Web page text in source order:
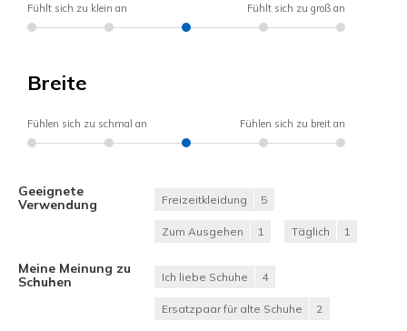
Fühlt sich zu klein an Fühlt sich zu groß an
Breite
Fühlen sich zu schmal an Fühlen sich zu breit an
Geeignete
Verwendung
Freizeitkleidung 5
Zum Ausgehen 1 Täglich 1
Meine Meinung zu
Schuhen
Ich liebe Schuhe 4
Ersatzpaar für alte Schuhe 2